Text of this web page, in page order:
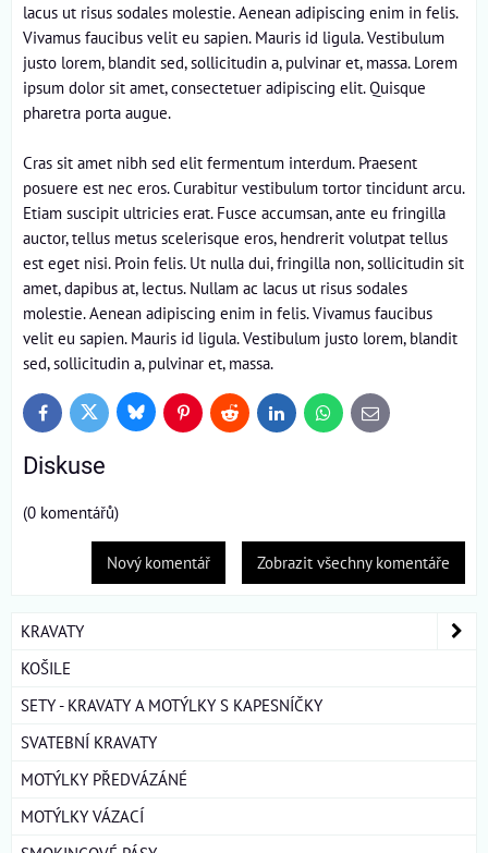
lacus ut risus sodales molestie. Aenean adipiscing enim in felis.
Vivamus faucibus velit eu sapien. Mauris id ligula. Vestibulum
justo lorem, blandit sed, sollicitudin a, pulvinar et, massa. Lorem
ipsum dolor sit amet, consectetuer adipiscing elit. Quisque
pharetra porta augue.
Cras sit amet nibh sed elit fermentum interdum. Praesent
posuere est nec eros. Curabitur vestibulum tortor tincidunt arcu.
Etiam suscipit ultricies erat. Fusce accumsan, ante eu fringilla
auctor, tellus metus scelerisque eros, hendrerit volutpat tellus
est eget nisi. Proin felis. Ut nulla dui, fringilla non, sollicitudin sit
amet, dapibus at, lectus. Nullam ac lacus ut risus sodales
molestie. Aenean adipiscing enim in felis. Vivamus faucibus
velit eu sapien. Mauris id ligula. Vestibulum justo lorem, blandit
sed, sollicitudin a, pulvinar et, massa.
FacebookTwitter BlueskyPinterestReddit LinkedInWhatsApp
E-
mail
Diskuse
(0 komentářů)
Zobrazit všechny komentáře
Nový komentář
KRAVATY
KOŠILE
SETY - KRAVATY A MOTÝLKY S KAPESNÍČKY
SVATEBNÍ KRAVATY
MOTÝLKY PŘEDVÁZÁNÉ
MOTÝLKY VÁZACÍ